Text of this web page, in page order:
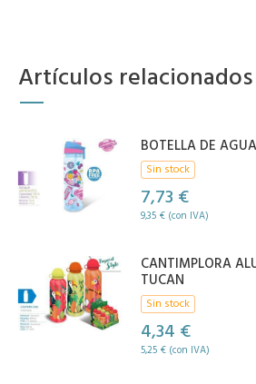
Artículos relacionados
BOTELLA DE
Sin stock
7,73 €
9,35 € (con IVA)
CANTIMPLORA
TUCAN
Sin stock
4,34 €
5,25 € (con IVA)